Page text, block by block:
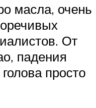
масла, очень
От
падения
просто